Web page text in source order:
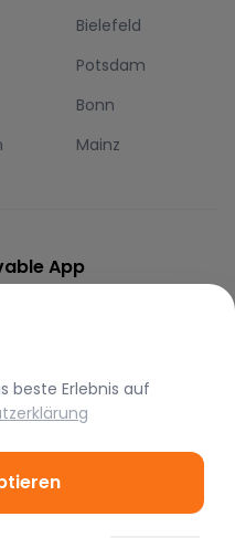
Bielefeld
Potsdam
Bonn
Mainz
App
vorbehalten.
beste Erlebnis auf